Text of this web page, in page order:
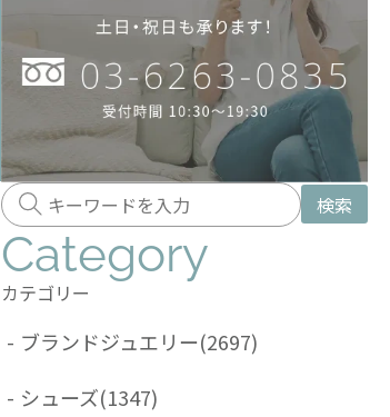
検索
Category
カテゴリー
- ブランドジュエリー(2697)
- シューズ(1347)